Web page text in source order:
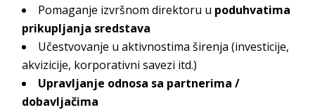
Pomaganje izvršnom direktoru u poduhvatima
prikupljanja sredstava
Učestvovanje u aktivnostima širenja (investicije,
akvizicije, korporativni savezi itd.)
Upravljanje odnosa sa partnerima /
dobavljačima